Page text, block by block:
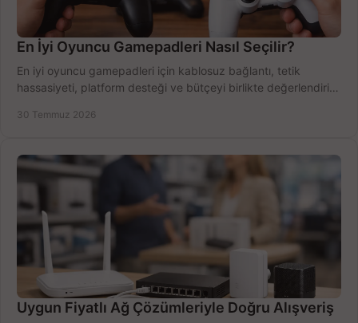
En İyi Oyuncu Gamepadleri Nasıl Seçilir?
En iyi oyuncu gamepadleri için kablosuz bağlantı, tetik
hassasiyeti, platform desteği ve bütçeyi birlikte değerlendirin;
30 Temmuz 2026
Uygun Fiyatlı Ağ Çözümleriyle Doğru Alışveriş